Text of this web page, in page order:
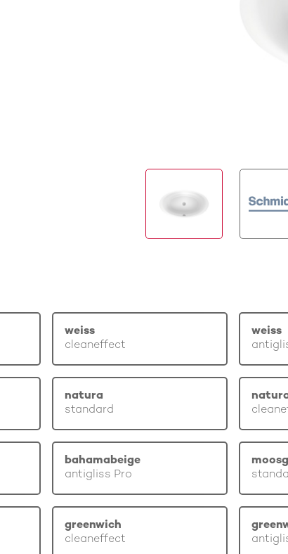
weiss
cleaneffect
weiss
natura
standard
bahamabeige
antigliss Pro
greenwich
cleaneffect